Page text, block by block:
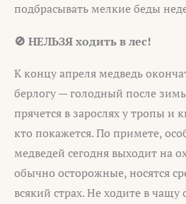
подбрасывать мелкие беды
🚫 НЕЛЬЗЯ ходить в лес!
К концу апреля медведь
берлогу — голодный после
прячется в зарослях у тропы и
кто покажется. По примете,
медведей сегодня выходит на
обычно осторожные, носятся
всякий страх. Не ходите в чащу